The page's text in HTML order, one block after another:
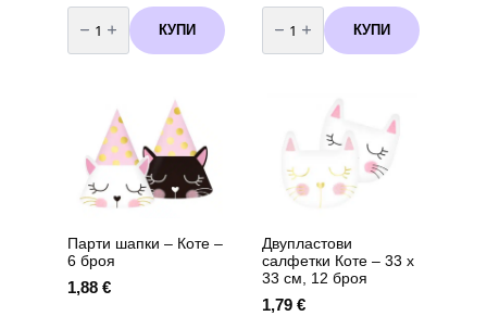
количество
за
Свещи
за
дървени
клечки
см,
броя
КУПИ
количество
за
Хартиени
сламки
КУПИ
Парти шапки – Коте –
6 броя
1,88 €
Двупластови
салфетки Коте – 33 х
33 см, 12 броя
1,79 €